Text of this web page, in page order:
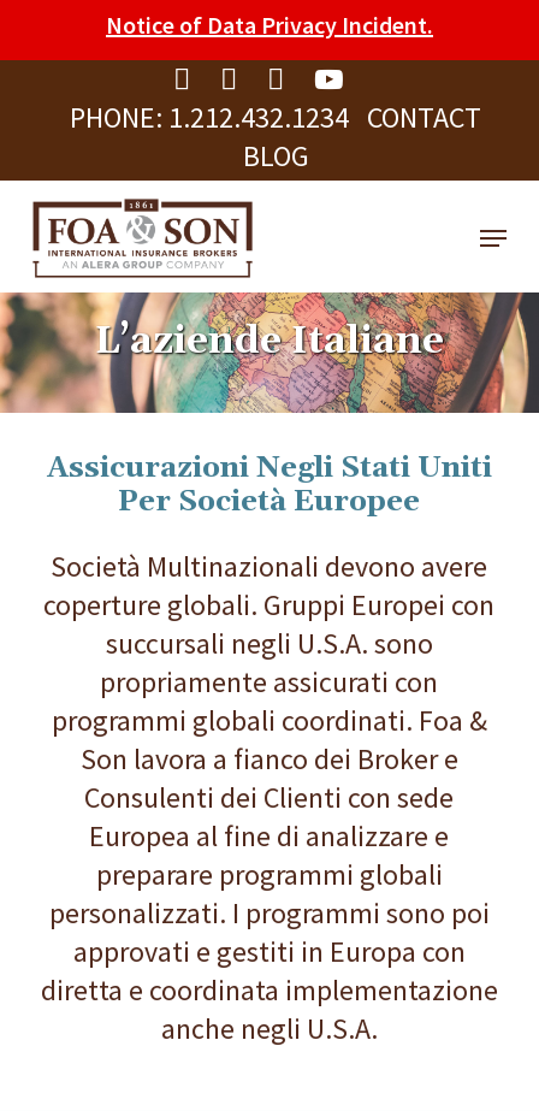
note:
website
includes
accessibility
system.
PHONE: 1.212.432.1234 CONTACT
BLOG
to
content
Menu
L’aziende Italiane
Assicurazioni Negli Stati Uniti
Per Società Europee
Società Multinazionali devono avere
coperture globali. Gruppi Europei con
succursali negli U.S.A. sono
propriamente assicurati con
programmi globali coordinati. Foa &
Son lavora a fianco dei Broker e
Consulenti dei Clienti con sede
Europea al fine di analizzare e
preparare programmi globali
personalizzati. I programmi sono poi
approvati e gestiti in Europa con
diretta e coordinata implementazione
anche negli U.S.A.
Notice of Data Privacy Incident.